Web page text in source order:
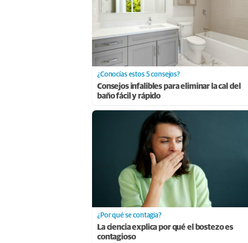
¿Conocías estos 5 consejos?
Consejos infalibles para eliminar la cal del
baño fácil y rápido
¿Por qué se contagia?
La ciencia explica por qué el bostezo es
contagioso